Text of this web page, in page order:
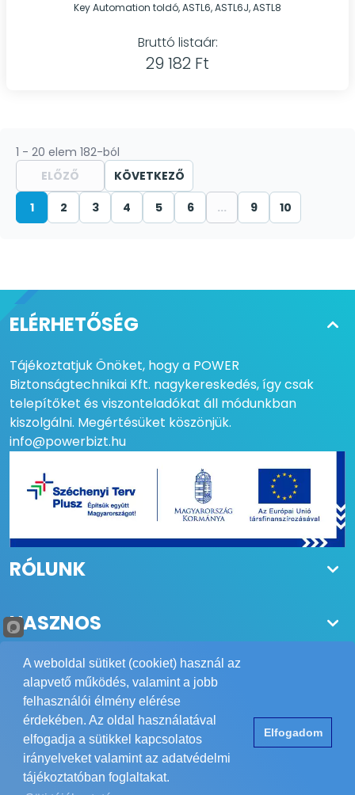
Key Automation toldó, ASTL6, ASTL6J, ASTL8
Bruttó listaár:
29 182 Ft
1 - 20 elem 182-ból
ELŐZŐ
1
2 3 4 5 6 ... 9 10
KÖVETKEZŐ
ELÉRHETŐSÉG
Tájékoztatjuk Önöket, hogy a POWER
Biztonságtechnikai Kft. nagykereskedés, így csak
telepítőket és viszonteladókat áll módunkban
kiszolgálni. Megértésüket köszönjük.
info@powerbizt.hu
RÓLUNK
HASZNOS
Copyright © 1984-2026 POWER Biztonságtechnika Kft.
Minden jog fenntartva.
Elérhetőség
ÁSZF Adatvédelem Impresszum
A weboldal sütiket (cookiet) használ az
alapvető működés, valamint a jobb
felhasználói élmény elérése
érdekében. Az oldal használatával
elfogadja a sütikkel kapcsolatos
irányelveket valamint az adatvédelmi
tájékoztatóban foglaltakat.
Elfogadom